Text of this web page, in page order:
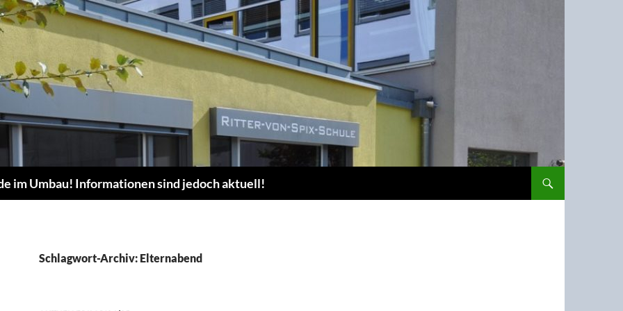
im Umbau! Informationen sind jedoch aktuell!
Schlagwort-Archiv: Elternabend